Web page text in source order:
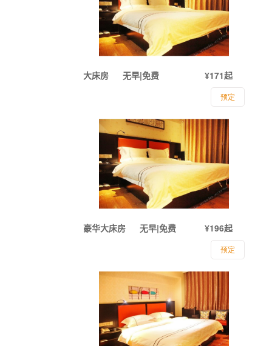
大床房 ¥171起
无早|免费
预定
豪华大床房 ¥196起
无早|免费
预定